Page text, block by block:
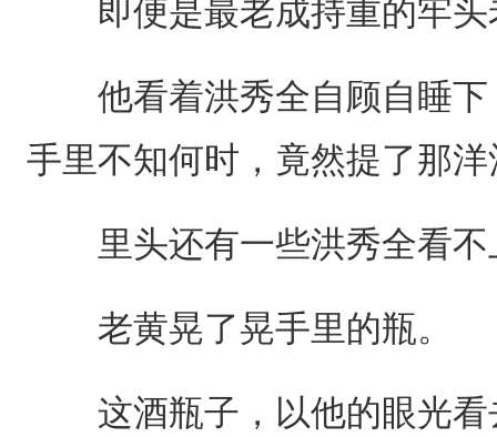
即便是最老成持重的牢头
他看着洪秀全自顾自睡下
手里不知何时，竟然提了那
里头还有一些洪秀全看不
老黄晃了晃手里的瓶。
这酒瓶子，以他的眼光看